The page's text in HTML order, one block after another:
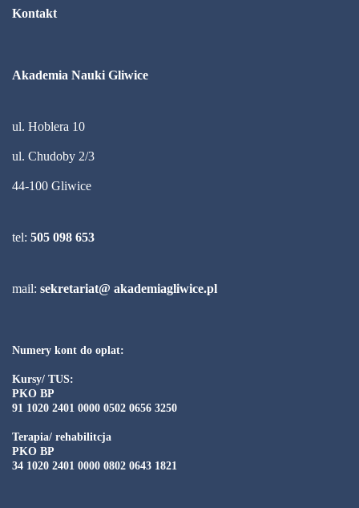
Kontakt
Akademia Nauki Gliwice
ul. Hoblera 10
ul. Chudoby 2/3
44-100 Gliwice
tel: 505 098 653
mail: sekretariat@ akademiagliwice.pl
Numery kont do oplat:
Kursy/ TUS:
PKO BP
91 1020 2401 0000 0502 0656 3250
Terapia/ rehabilitcja
PKO BP
34 1020 2401 0000 0802 0643 1821